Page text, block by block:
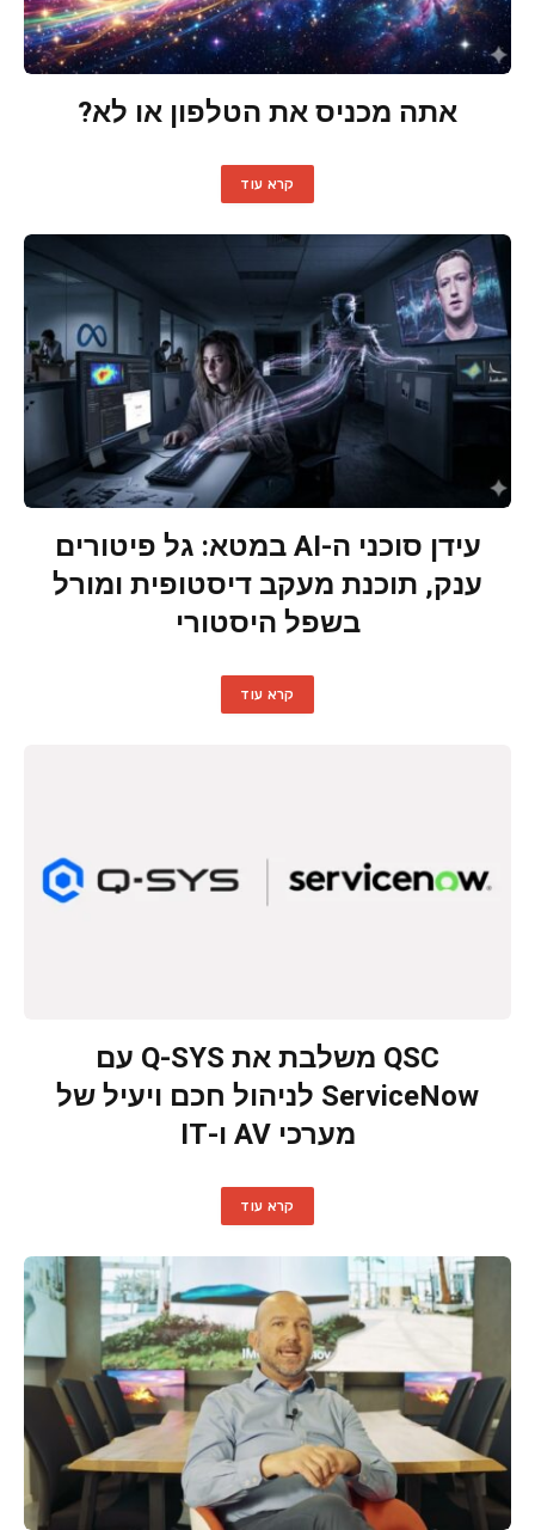
אתה מכניס את הטלפון או לא?
קרא עוד
עידן סוכני ה-AI במטא: גל פיטורים
ענק, תוכנת מעקב דיסטופית ומורל
בשפל היסטורי
קרא עוד
QSC משלבת את Q-SYS עם
ServiceNow לניהול חכם ויעיל של
מערכי AV ו-IT
קרא עוד